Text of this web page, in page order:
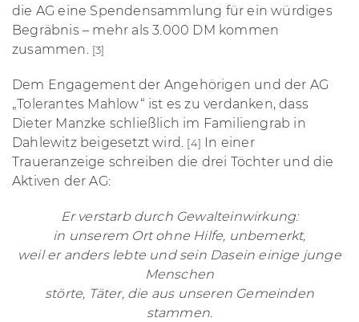
die AG eine Spendensammlung für ein würdiges
Begräbnis – mehr als 3.000 DM kommen
zusammen. [3]
Dem Engagement der Angehörigen und der AG
„Tolerantes Mahlow“ ist es zu verdanken, dass
Dieter Manzke schließlich im Familiengrab in
Dahlewitz beigesetzt wird. [4] In einer
Traueranzeige schreiben die drei Töchter und die
Aktiven der AG:
Er verstarb durch Gewalteinwirkung:
in unserem Ort ohne Hilfe, unbemerkt,
weil er anders lebte und sein Dasein einige junge
Menschen
störte, Täter, die aus unseren Gemeinden
stammen.